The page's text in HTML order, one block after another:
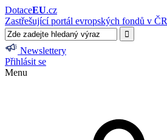
DotaceEU.cz
Zastřešující portál evropských fondů v ČR
Newslettery
Přihlásit se
Menu